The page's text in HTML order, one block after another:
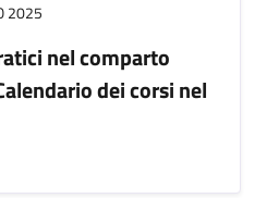
2025
nel comparto
dei corsi nel